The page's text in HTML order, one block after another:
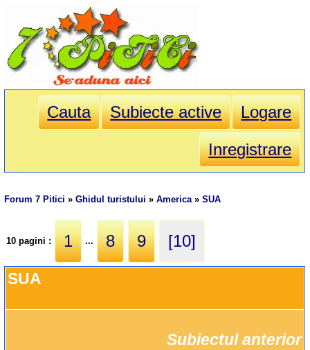
Cauta Subiecte active
Logare
Inregistrare
Forum 7 Pitici »Ghidul turistului »America»SUA
10 pagini : 1 ... 8 9 [10]
SUA
Subiectul anterior